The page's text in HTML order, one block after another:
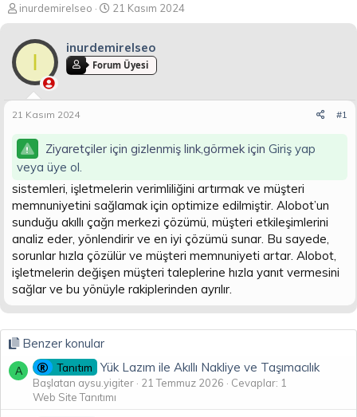
K
o
b
y
a
ş
a
a
n
inurdemirelseo
B
a
l
a
n
a
h
i
21 Kasım 2024
I
inurdemirelseo
Forum Üyesi
21 Kasım 2024 #1
Ziyaretçiler için gizlenmiş link,görmek için Giriş yap
veya üye ol.
sistemleri, işletmelerin verimliliğini artırmak ve müşteri
memnuniyetini sağlamak için optimize edilmiştir. Alobot’un
sunduğu akıllı çağrı merkezi çözümü, müşteri etkileşimlerini
analiz eder, yönlendirir ve en iyi çözümü sunar. Bu sayede,
sorunlar hızla çözülür ve müşteri memnuniyeti artar. Alobot,
işletmelerin değişen müşteri taleplerine hızla yanıt vermesini
sağlar ve bu yönüyle rakiplerinden ayrılır.
Benzer konular
A Tanıtım Yük Lazım ile Akıllı Nakliye ve Taşımacılık
Başlatan aysu.yigiter 21 Temmuz 2026
Cevaplar: 1
Web Site Tanıtımı